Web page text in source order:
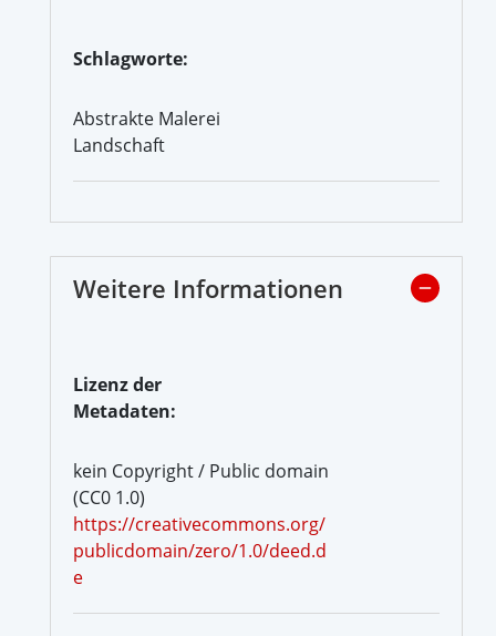
Schlagworte:
Abstrakte Malerei
Landschaft
Weitere Informationen
Lizenz der
Metadaten:
kein Copyright / Public domain
(CC0 1.0)
https://creativecommons.org/
publicdomain/zero/1.0/deed.d
e